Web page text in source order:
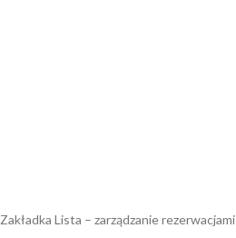
Zakładka Lista – zarządzanie rezerwacjami